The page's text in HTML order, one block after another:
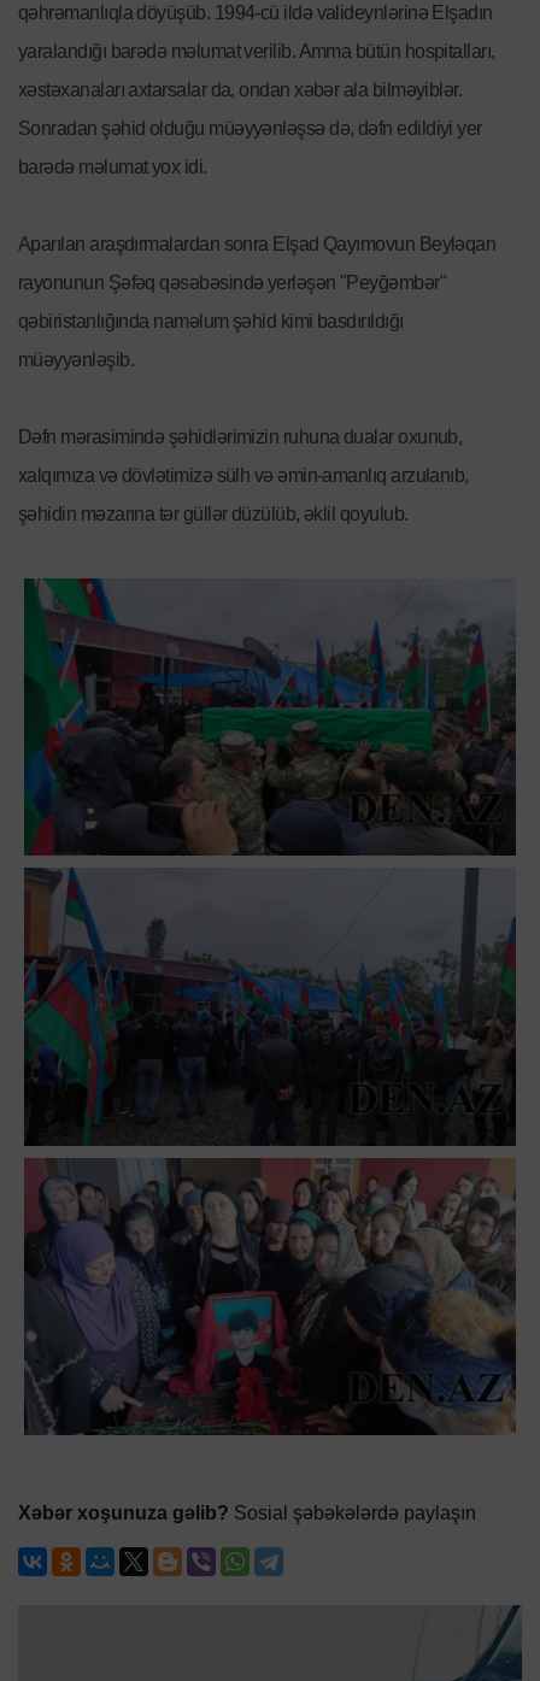
qəhrəmanlıqla döyüşüb. 1994-cü ildə valideynlərinə Elşadın
yaralandığı barədə məlumat verilib. Amma bütün hospitalları,
xəstəxanaları axtarsalar da, ondan xəbər ala bilməyiblər.
Sonradan şəhid olduğu müəyyənləşsə də, dəfn edildiyi yer
barədə məlumat yox idi.
Aparılan araşdırmalardan sonra Elşad Qayımovun Beyləqan
rayonunun Şəfəq qəsəbəsində yerləşən "Peyğəmbər"
qəbiristanlığında naməlum şəhid kimi basdırıldığı
müəyyənləşib.
Dəfn mərasimində şəhidlərimizin ruhuna dualar oxunub,
xalqımıza və dövlətimizə sülh və əmin-amanlıq arzulanıb,
şəhidin məzarına tər güllər düzülüb, əklil qoyulub.
Xəbər xoşunuza gəlib? Sosial şəbəkələrdə paylaşın